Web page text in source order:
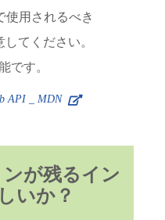
使用されるべき
てください。
です。
API _ MDN
が残るイン
いか？